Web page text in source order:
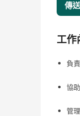
傳
工作
負
協
管